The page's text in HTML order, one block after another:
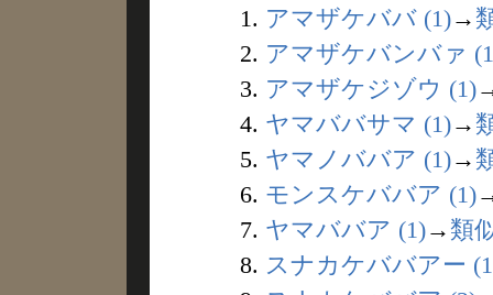
1. アマザケババ (1)→
2. アマザケバンバァ
3. アマザケジゾウ (1)
4. ヤマババサマ (1)→
5. ヤマノババア (1)→
6. モンスケババア (1)
7. ヤマババア (1)→ 類
8. スナカケババアー